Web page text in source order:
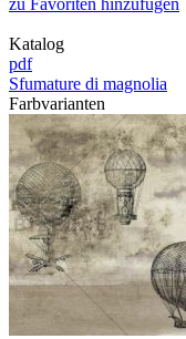
zu Favoriten hinzufügen
Katalog
pdf
Sfumature di magnolia
Farbvarianten